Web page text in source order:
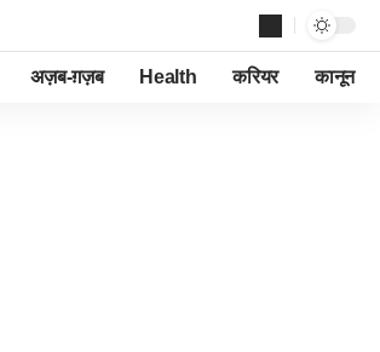
अज़ब-ग़ज़ब Health करियर कानून